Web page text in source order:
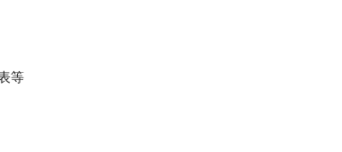
等